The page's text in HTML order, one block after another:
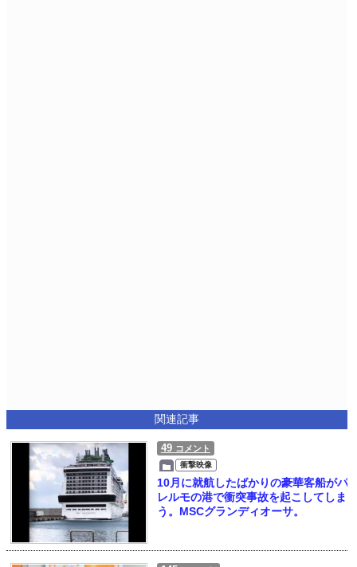
関連記事
49 コメント
衝撃映像
10月に就航したばかりの豪華客船がパ
レルモの港で衝突事故を起こしてしま
う。MSCグランディオーサ。